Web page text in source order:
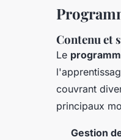
Contenu et
Le
couvrant
principaux
Gestion